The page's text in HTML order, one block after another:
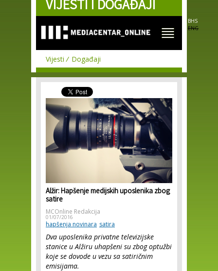
Skip to
main
VIJESTI I DOGAĐAJI
BHS
ENG
Vijesti Događaji
Alžir: Hapšenje medijskih uposlenika zbog
satire
MCOnline Redakcija
01/07/2016
hapšenja novinara satira
Dva uposlenika privatne televizijske
stanice u Alžiru uhapšeni su zbog optužbi
koje se dovode u vezu sa satiričnim
emisijama.